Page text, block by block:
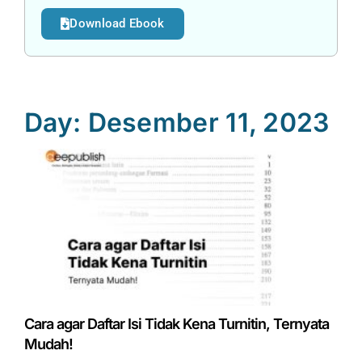
Download Ebook
Day: Desember 11, 2023
Cara agar Daftar Isi Tidak Kena Turnitin, Ternyata
Mudah!